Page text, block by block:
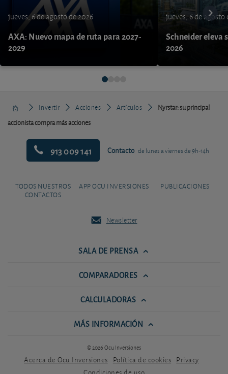
jueves, 6 de agosto de 2026
AXA: Nuevo mapa de ruta para 2027-
2029
jueves, 6 de agosto
Schneider eleva
2026
Invertir Acciones Artículos
Nyrstar: su principal
accionista compra más acciones
913 009 141 Contacto de lunes a viernes de 9h-14h
TODOS NUESTROS
CONTACTOS
APP OCU INVERSIONES PUBLICACIONES
Newsletter
SALA DE PRENSA
COMPARADORES
CALCULADORAS
MÁS INFORMACIÓN
© 2026 Ocu Inversiones
Acerca de Ocu Inversiones Política de cookies Privacy